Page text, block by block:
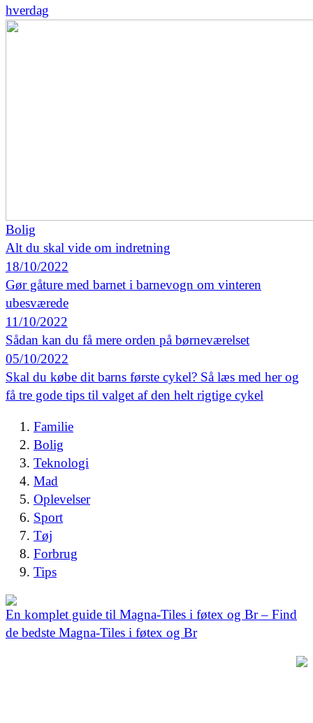
hverdag
Bolig
Alt du skal vide om indretning
18/10/2022
Gør gåture med barnet i barnevogn om vinteren
ubesværede
11/10/2022
Sådan kan du få mere orden på børneværelset
05/10/2022
Skal du købe dit barns første cykel? Så læs med her og
få tre gode tips til valget af den helt rigtige cykel
Familie
Bolig
Teknologi
Mad
Oplevelser
Sport
Tøj
Forbrug
Tips
En komplet guide til Magna-Tiles i føtex og Br – Find
de bedste Magna-Tiles i føtex og Br